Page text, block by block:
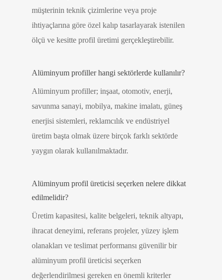
müşterinin teknik çizimlerine veya proje
ihtiyaçlarına göre özel kalıp tasarlayarak istenilen
ölçü ve kesitte profil üretimi gerçekleştirebilir.
Alüminyum profiller hangi sektörlerde kullanılır?
Alüminyum profiller; inşaat, otomotiv, enerji,
savunma sanayi, mobilya, makine imalatı, güneş
enerjisi sistemleri, reklamcılık ve endüstriyel
üretim başta olmak üzere birçok farklı sektörde
yaygın olarak kullanılmaktadır.
Alüminyum profil üreticisi seçerken nelere dikkat
edilmelidir?
Üretim kapasitesi, kalite belgeleri, teknik altyapı,
ihracat deneyimi, referans projeler, yüzey işlem
olanakları ve teslimat performansı güvenilir bir
alüminyum profil üreticisi seçerken
değerlendirilmesi gereken en önemli kriterler